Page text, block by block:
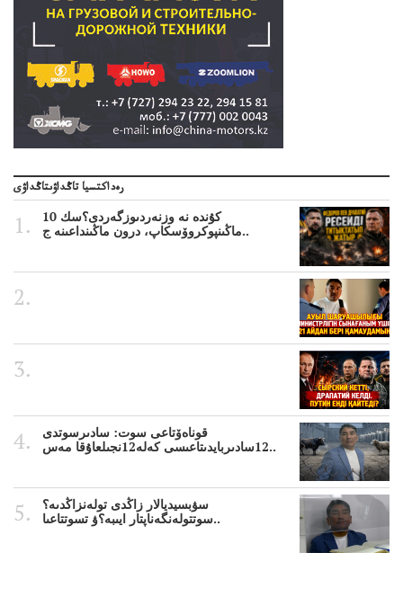
رەداكتسيا تاڭداۋىتاڭداۋى
10 كۇندە نە وزنەردىوزگەردى؟سك
ماڭىنپوكروۆسكاپ، درون ماڭىنداعىنە ج..
قوناەۆتاعى سوت: سادىرسوتدى
12سادىربايدىتاعىسى كەلە12نجىلعاۇقا مەس..
سۋبسيديالار زاڭدى تولەنزاڭدىە؟
سوتتولەنگەناپتار ايىبە؟ۋ تسوتتاعىا..